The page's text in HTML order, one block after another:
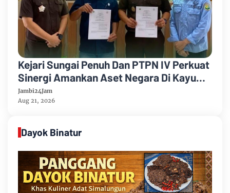
Kejari Sungai Penuh Dan PTPN IV Perkuat
Sinergi Amankan Aset Negara Di Kayu
Aro
Jambi24Jam
Aug 21, 2026
Dayok Binatur